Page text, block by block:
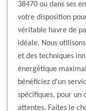
38470 ou dans ses
votre disposition
véritable havre de
idéale. Nous
et des techniques
énergétique
bénéficiez d'un
spécifiques, pour un
attentes. Faites le